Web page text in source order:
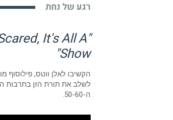
רגע של נחת
It's All A
Show"
הקשיבו לאלן ווטס, פילוסוף
לשלב את תורת הזן בתרבות
ה-50-60.